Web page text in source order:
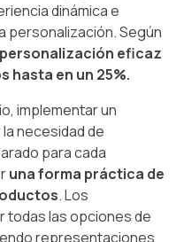
dinámica e
personalización. Según
eficaz
hasta en un 25%.
implementar un
necesidad de
para cada
una forma práctica de
. Los
todas las opciones de
representaciones